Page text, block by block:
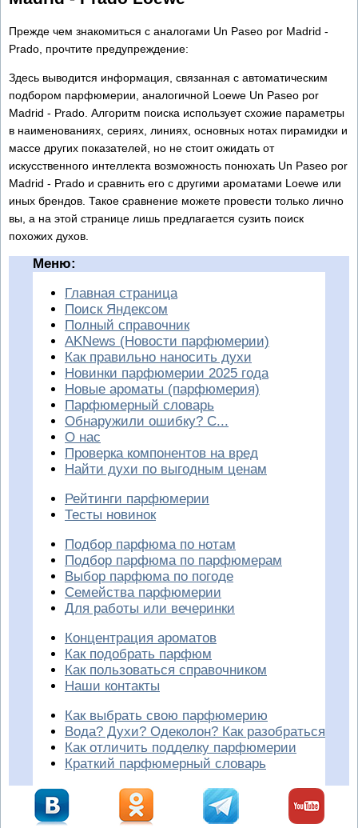
Прежде чем знакомиться с аналогами Un Paseo por Madrid -
Prado, прочтите предупреждение:
Здесь выводится информация, связанная с автоматическим
подбором парфюмерии, аналогичной Loewe Un Paseo por
Madrid - Prado. Алгоритм поиска использует схожие параметры
в наименованиях, сериях, линиях, основных нотах пирамидки и
массе других показателей, но не стоит ожидать от
искусственного интеллекта возможность понюхать Un Paseo por
Madrid - Prado и сравнить его с другими ароматами Loewe или
иных брендов. Такое сравнение можете провести только лично
вы, а на этой странице лишь предлагается сузить поиск
похожих духов.
Меню:
Главная страница
Поиск Яндексом
Полный справочник
AKNews (Новости парфюмерии)
Как правильно наносить духи
Новинки парфюмерии 2025 года
Новые ароматы (парфюмерия)
Парфюмерный словарь
Обнаружили ошибку? С...
О нас
Проверка компонентов на вред
Найти духи по выгодным ценам
Рейтинги парфюмерии
Тесты новинок
Подбор парфюма по нотам
Подбор парфюма по парфюмерам
Выбор парфюма по погоде
Семейства парфюмерии
Для работы или вечеринки
Концентрация ароматов
Как подобрать парфюм
Как пользоваться справочником
Наши контакты
Как выбрать свою парфюмерию
Вода? Духи? Одеколон? Как разобраться
Как отличить подделку парфюмерии
Краткий парфюмерный словарь